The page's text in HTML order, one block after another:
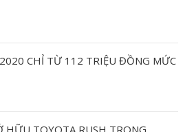
CHỈ TỪ 112 TRIỆU ĐỒNG MỨC
HỮU TOYOTA RUSH TRONG